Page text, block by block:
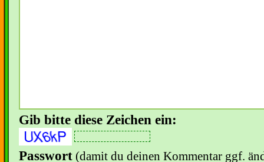
Gib bitte diese Zeichen ein:
Passwort (damit du deinen Kommentar ggf.